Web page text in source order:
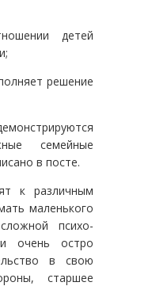
детей
решение
семейные
в посте.
к различным
маленького
психо-
очень остро
в свою
старшее